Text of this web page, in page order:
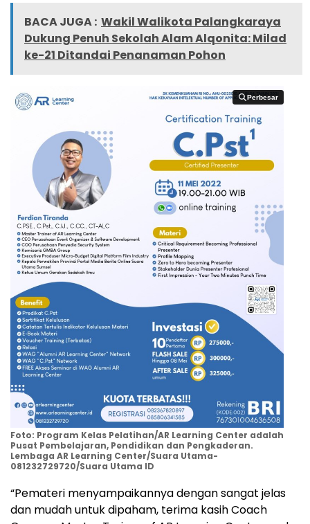
BACA JUGA : Wakil Walikota Palangkaraya
Dukung Penuh Sekolah Alam Alqonita: Milad
ke-21 Ditandai Penanaman Pohon
Perbesar
Perbesar
Foto: Program Kelas Pelatihan/AR Learning Center adalah
Pusat Pembelajaran, Pendidikan dan Pengkaderan.
Lembaga AR Learning Center/Suara Utama-
081232729720/Suara Utama ID
“Pemateri menyampaikannya dengan sangat jelas
dan mudah untuk dipaham, terima kasih Coach